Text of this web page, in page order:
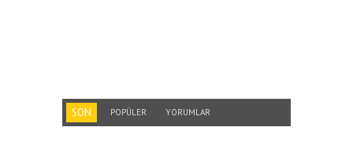
SON POPÜLER YORUMLAR